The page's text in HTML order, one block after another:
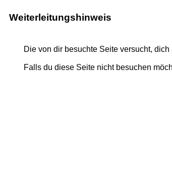
Weiterleitungshinweis
Die von dir besuchte Seite versucht, dich
Falls du diese Seite nicht besuchen